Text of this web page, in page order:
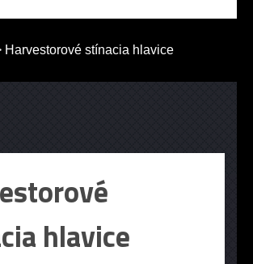
Harvestorové stínacia hlavice
hlavice